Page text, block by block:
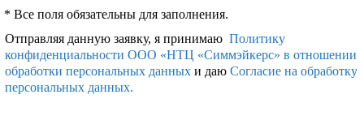
* Все поля обязательны для заполнения.
Отправляя данную заявку, я принимаю Политику
конфиденциальности ООО «НТЦ «Симмэйкерс» в отношении
обработки персональных данных и даю Согласие на обработку
персональных данных.